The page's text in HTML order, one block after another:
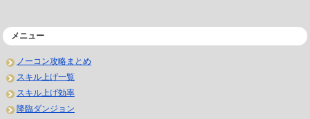
メニュー
ノーコン攻略まとめ
スキル上げ一覧
スキル上げ効率
降臨ダンジョン